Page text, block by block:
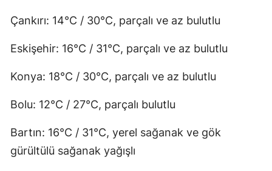
Çankırı: 14°C / 30°C, parçalı ve az bulutlu
Eskişehir: 16°C / 31°C, parçalı ve az bulutlu
Konya: 18°C / 30°C, parçalı ve az bulutlu
Bolu: 12°C / 27°C, parçalı bulutlu
Bartın: 16°C / 31°C, yerel sağanak ve gök
gürültülü sağanak yağışlı